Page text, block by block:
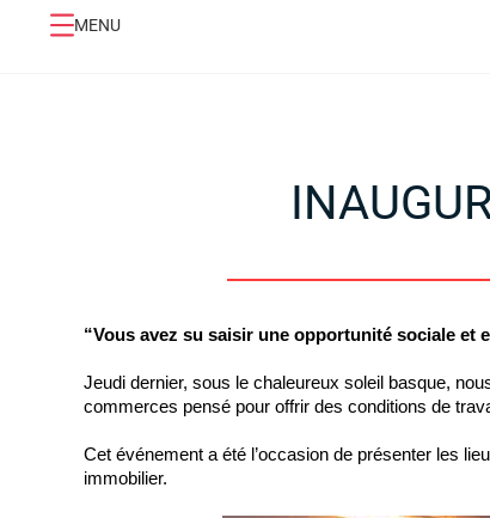
MENU
“Vous avez su saisir une opportunité sociale et
Jeudi dernier, sous le chaleureux soleil basque,
commerces pensé pour offrir des conditions de
Cet événement a été l’occasion de présenter les
immobilier.